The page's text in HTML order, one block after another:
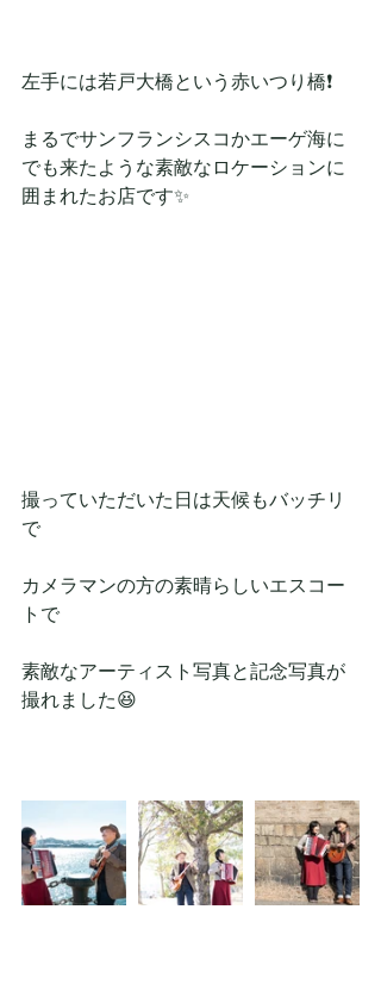
左手には若戸大橋という赤いつり橋❗
まるでサンフランシスコかエーゲ海に
でも来たような素敵なロケーションに
囲まれたお店です✨
撮っていただいた日は天候もバッチリ
で
カメラマンの方の素晴らしいエスコー
トで
素敵なアーティスト写真と記念写真が
撮れました😆